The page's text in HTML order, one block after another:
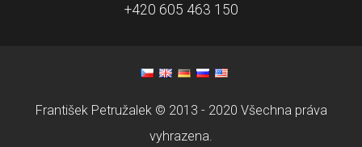
+420 605 463 150
František Petružalek © 2013 - 2020 Všechna práva
vyhrazena.